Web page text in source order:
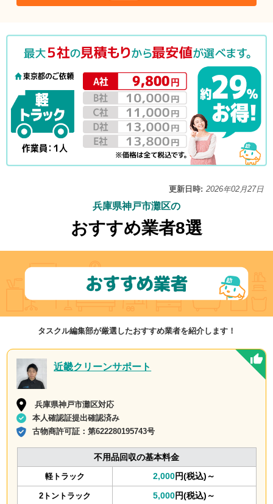
更新日時: 2026年02月27日
兵庫県神戸市灘区の
おすすめ業者8選
タスクル編集部が厳選したおすすめ業者を紹介します！
近畿クリーンサポート
兵庫県神戸市灘区対応
本人確認証提出確認済み
古物商許可証：第622280195743号
不用品回収の基本料金
軽トラック 2,000円(税込)～
2トントラック 5,000円(税込)～